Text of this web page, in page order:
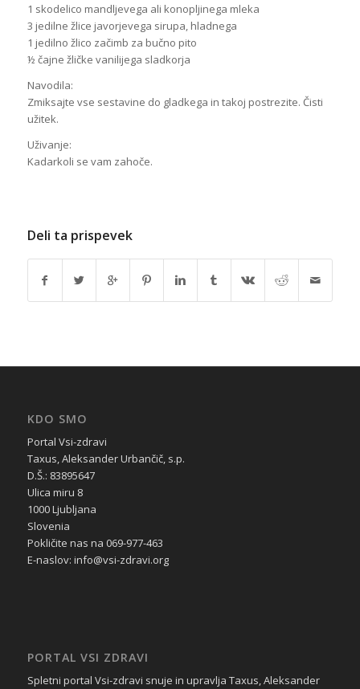
1 skodelico mandljevega ali konopljinega mleka
3 jedilne žlice javorjevega sirupa, hladnega
1 jedilno žlico začimb za bučno pito
½ čajne žličke vanilijega sladkorja
Navodila:
Zmiksajte vse sestavine do gladkega in takoj postrezite. Čisti
užitek.
Uživanje:
Kadarkoli se vam zahoče.
Deli ta prispevek
KDO SMO
Portal Vsi-zdravi
Taxus, Aleksander Urbančič, s.p.
D.Š.: 83895647
Ulica miru 8
1000 Ljubljana
Slovenia
Pokličite nas na 069-977-463
E-naslov: info@vsi-zdravi.org
PORTAL VSI ZDRAVI
Spletni portal Vsi-zdravi snuje in upravlja Taxus, Aleksander